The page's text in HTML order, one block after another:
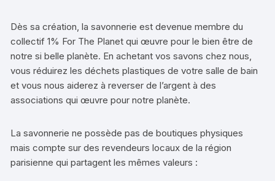
Dès sa création, la savonnerie est devenue membre du
collectif 1% For The Planet qui œuvre pour le bien être de
notre si belle planète. En achetant vos savons chez nous,
vous réduirez les déchets plastiques de votre salle de bain
et vous nous aiderez à reverser de l’argent à des
associations qui œuvre pour notre planète.
La savonnerie ne possède pas de boutiques physiques
mais compte sur des revendeurs locaux de la région
parisienne qui partagent les mêmes valeurs :